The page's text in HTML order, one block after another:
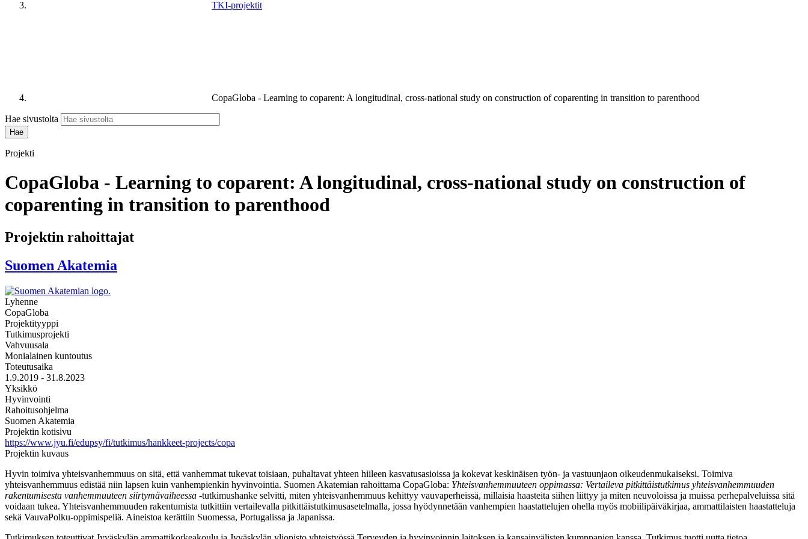
TKI-projektit
CopaGloba - Learning to coparent: A longitudinal, cross-national study on construction of coparenting in transition to parenthood
Hae sivustolta
Projekti
CopaGloba - Learning to coparent: A longitudinal, cross-national study on construction of
coparenting in transition to parenthood
Projektin rahoittajat
Suomen Akatemia
Lyhenne
CopaGloba
Projektityyppi
Tutkimusprojekti
Vahvuusala
Monialainen kuntoutus
Toteutusaika
1.9.2019 - 31.8.2023
Yksikkö
Hyvinvointi
Rahoitusohjelma
Suomen Akatemia
Projektin kotisivu
https://www.jyu.fi/edupsy/fi/tutkimus/hankkeet-projects/copa
Projektin kuvaus
Hyvin toimiva yhteisvanhemmuus on sitä, että vanhemmat tukevat toisiaan, puhaltavat yhteen hiileen kasvatusasioissa ja kokevat keskinäisen työn- ja vastuunjaon oikeudenmukaiseksi. Toimiva
yhteisvanhemmuus edistää niin lapsen kuin vanhempienkin hyvinvointia. Suomen Akatemian rahoittama CopaGloba: Yhteisvanhemmuuteen oppimassa: Vertaileva pitkittäistutkimus yhteisvanhemmuuden
rakentumisesta vanhemmuuteen siirtymävaiheessa -tutkimushanke selvitti, miten yhteisvanhemmuus kehittyy vauvaperheissä, millaisia haasteita siihen liittyy ja miten neuvoloissa ja muissa perhepalveluissa sitä
voidaan tukea. Yhteisvanhemmuuden rakentumista tutkittiin vertailevalla pitkittäistutkimusasetelmalla, jossa hyödynnetään vanhempien haastattelujen ohella myös mobiilipäiväkirjaa, ammattilaisten haastatteluja
sekä VauvaPolku-oppimispeliä. Aineistoa kerättiin Suomessa, Portugalissa ja Japanissa.